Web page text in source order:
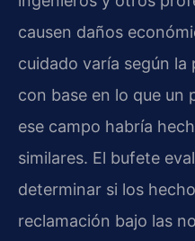
causen daños
cuidado varía según
con base en lo que un
ese campo habría
similares. El bufete
determinar si los
reclamación bajo las